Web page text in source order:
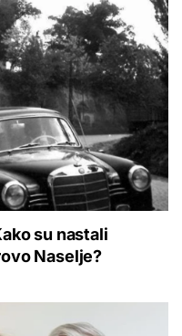
su nastali
Naselje?